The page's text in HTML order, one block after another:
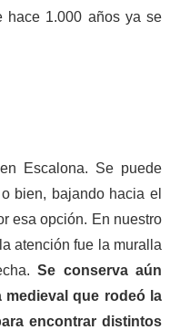
hace 1.000 años ya se
Escalona. Se puede
bien, bajando hacia el
esa opción. En nuestro
atención fue la muralla
Se conserva aún
medieval que rodeó la
encontrar distintos